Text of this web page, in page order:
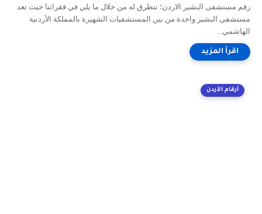
رقم مستشفى البشير الاردن؛ نتطرق له من خلال ما يلي في فقراتنا حيث تعد
مستشفى البشير واحدة من بين المستشفيات الشهيرة بالمملكة الأردنية
الهاشمي...
أرقام الأردن